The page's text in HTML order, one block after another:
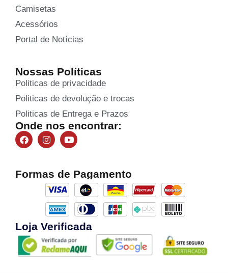
Camisetas
Acessórios
Portal de Notícias
Nossas Políticas
Politicas de privacidade
Politicas de devolução e trocas
Politicas de Entrega e Prazos
Onde nos encontrar:
Formas de Pagamento
Loja Verificada